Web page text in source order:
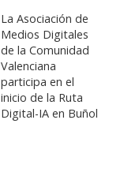
La Asociación de
Medios Digitales
de la Comunidad
Valenciana
participa en el
inicio de la Ruta
Digital-IA en Buñol